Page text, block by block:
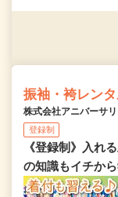
振袖・袴レン
株式会社アニバーサ
登録制
《登録制》入れ
の知識もイチか